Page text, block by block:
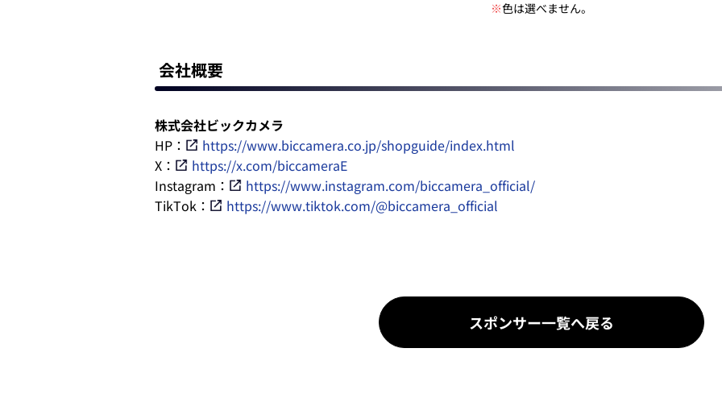
※色は選べません。
会社概要
株式会社ビックカメラ
HP：
https://www.biccamera.co.jp/shopguide/index.html
X：
https://x.com/biccameraE
Instagram：
https://www.instagram.com/biccamera_official/
TikTok：
https://www.tiktok.com/@biccamera_official
スポンサー一覧へ戻る